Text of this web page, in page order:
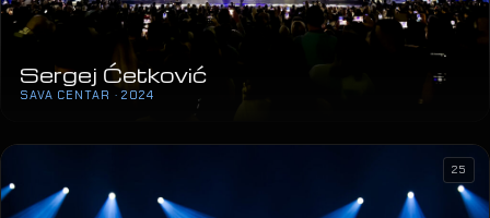
Sergej Ćetković
SAVA CENTAR · 2024
25